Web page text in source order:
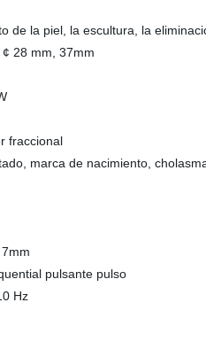
de la piel, la escultura, la
28 mm, 37mm
fraccional
marca de nacimiento,
pulsante pulso
Hz